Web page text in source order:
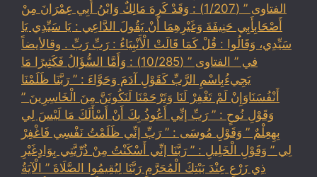
الفتاوى ” (1/207) : وَقَدْ كَرِهَ مَالِكٌ وَابْنُ أَبِي عِمْرَانَ مِنْ
أَصْحَابِأَبِي حَنِيفَةَ وَغَيْرِهِمَا أَنْ يَقُولَ الدَّاعِي : يَا سَيِّدِي يَا
سَيِّدِي، وَقَالُوا : قُلْ كَمَا قَالَتْ الْأَنْبِيَاءُ : رَبِّ رَبِّ . وقالأيضاً
في ” الفتاوى ” (10/285) : وَأَمَّا السُّؤَالُ فَكَثِيرًا مَا
يَجِيءُبِاسْمِ الرَّبِّ كَقَوْلِ آدَمَ وَحَوَّاءَ : ” رَبَّنَا ظَلَمْنَا
أَنْفُسَنَاوَإِنْ لَمْ تَغْفِرْ لَنَا وَتَرْحَمْنَا لَنَكُونَنَّ مِنَ الْخَاسِرِينَ ”
وَقَوْلِ نُوحٍ : ” رَبِّ إنِّي أَعُوذُ بِكَ أَنْ أَسْأَلَكَ مَا لَيْسَ لِي
بِهِعِلْمٌ ” وَقَوْلِ مُوسَى : ” رَبِّ إنِّي ظَلَمْتُ نَفْسِي فَاغْفِرْ
لِي ” وَقَوْلِ الْخَلِيلِ : ” رَبَّنَا إنِّي أَسْكَنْتُ مِنْ ذُرِّيَّتِي بِوَادٍغَيْرِ
ذِي زَرْعٍ عِنْدَ بَيْتِكَ الْمُحَرَّمِ رَبَّنَا لِيُقِيمُوا الصَّلَاةَ ” الْآيَةُ